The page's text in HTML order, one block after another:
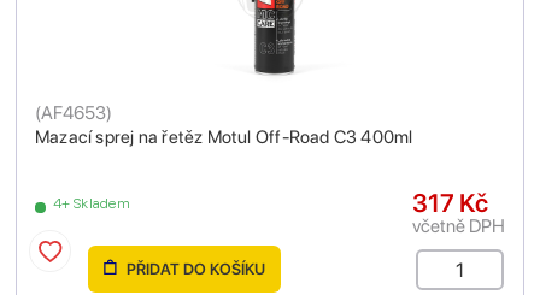
Mazací sprej na řetěz Motul Off-Road C3 400ml
(AF4653)
4+ Skladem 317 Kč
včetně DPH
PŘIDAT DO KOŠÍKU